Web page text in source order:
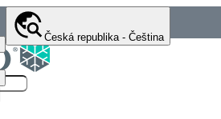
Česká republika - Čeština